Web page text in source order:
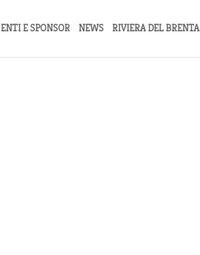
ENTI E SPONSOR NEWS RIVIERA DEL BRENTA